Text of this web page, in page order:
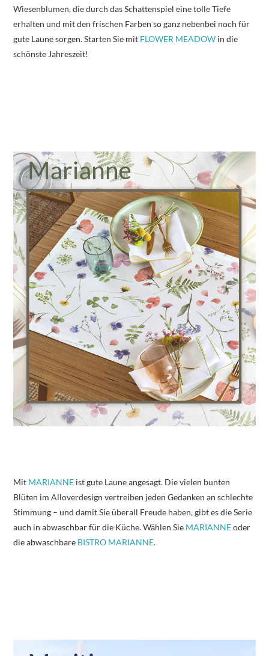
Wiesenblumen, die durch das Schattenspiel eine tolle Tiefe
erhalten und mit den frischen Farben so ganz nebenbei noch für
gute Laune sorgen. Starten Sie mit FLOWER MEADOW in die
schönste Jahreszeit!
Mit MARIANNE ist gute Laune angesagt. Die vielen bunten
Blüten im Alloverdesign vertreiben jeden Gedanken an schlechte
Stimmung – und damit Sie überall Freude haben, gibt es die Serie
auch in abwaschbar für die Küche. Wählen Sie MARIANNEoder
die abwaschbare BISTRO MARIANNE.